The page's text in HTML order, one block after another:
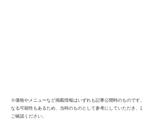
※価格やメニューなど掲載情報はいずれも記事公開時のものです
なる可能性もあるため、当時のものとして参考にしていただき、
ご確認ください。